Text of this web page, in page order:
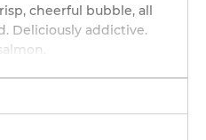
cheerful bubble, all
Deliciously addictive.